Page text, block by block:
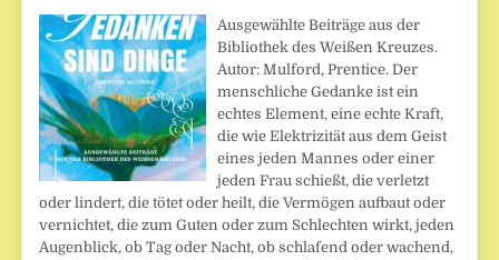
Ausgewählte Beiträge aus der
Bibliothek des Weißen Kreuzes.
Autor: Mulford, Prentice. Der
menschliche Gedanke ist ein
echtes Element, eine echte Kraft,
die wie Elektrizität aus dem Geist
eines jeden Mannes oder einer
jeden Frau schießt, die verletzt
oder lindert, die tötet oder heilt, die Vermögen aufbaut oder
vernichtet, die zum Guten oder zum Schlechten wirkt, jeden
Augenblick, ob Tag oder Nacht, ob schlafend oder wachend,